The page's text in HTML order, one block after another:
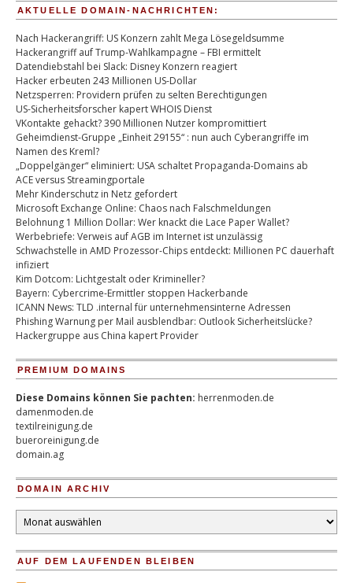
AKTUELLE DOMAIN-NACHRICHTEN:
Nach Hackerangriff: US Konzern zahlt Mega Lösegeldsumme
Hackerangriff auf Trump-Wahlkampagne – FBI ermittelt
Datendiebstahl bei Slack: Disney Konzern reagiert
Hacker erbeuten 243 Millionen US-Dollar
Netzsperren: Providern prüfen zu selten Berechtigungen
US-Sicherheitsforscher kapert WHOIS Dienst
VKontakte gehackt? 390 Millionen Nutzer kompromittiert
Geheimdienst-Gruppe „Einheit 29155“ : nun auch Cyberangriffe im
Namen des Kreml?
„Doppelgänger“ eliminiert: USA schaltet Propaganda-Domains ab
ACE versus Streamingportale
Mehr Kinderschutz in Netz gefordert
Microsoft Exchange Online: Chaos nach Falschmeldungen
Belohnung 1 Million Dollar: Wer knackt die Lace Paper Wallet?
Werbebriefe: Verweis auf AGB im Internet ist unzulässig
Schwachstelle in AMD Prozessor-Chips entdeckt: Millionen PC dauerhaft
infiziert
Kim Dotcom: Lichtgestalt oder Krimineller?
Bayern: Cybercrime-Ermittler stoppen Hackerbande
ICANN News: TLD .internal für unternehmensinterne Adressen
Phishing Warnung per Mail ausblendbar: Outlook Sicherheitslücke?
Hackergruppe aus China kapert Provider
PREMIUM DOMAINS
Diese Domains können Sie pachten: herrenmoden.de
damenmoden.de
textilreinigung.de
bueroreinigung.de
domain.ag
DOMAIN ARCHIV
Domain
Archiv
AUF DEM LAUFENDEN BLEIBEN